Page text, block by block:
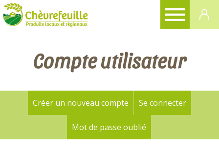
Compte utilisateur
Onglets
principaux
Créer un nouveau compte Se connecter(onglet
Mot de passe oublié